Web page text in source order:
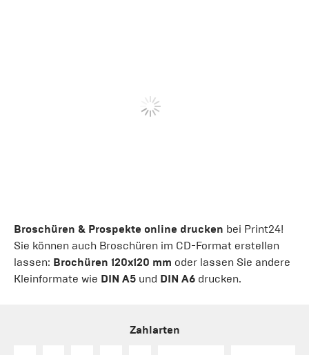
Broschüren & Prospekte online drucken bei Print24!
Sie können auch Broschüren im CD-Format erstellen
lassen: Brochüren 120x120 mm oder lassen Sie andere
Kleinformate wie DIN A5 und DIN A6 drucken.
Zahlarten